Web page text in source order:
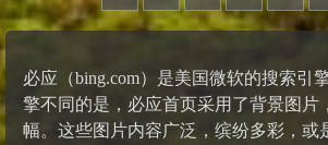
必应（bing.com）是美国微软的搜索引
擎不同的是，必应首页采用了背景图片
幅。这些图片内容广泛，缤纷多彩，或